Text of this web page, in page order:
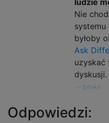
Nie
systemu
byłoby
Ask
uzyskać
dyskusji.
bmike
Odpowiedzi: